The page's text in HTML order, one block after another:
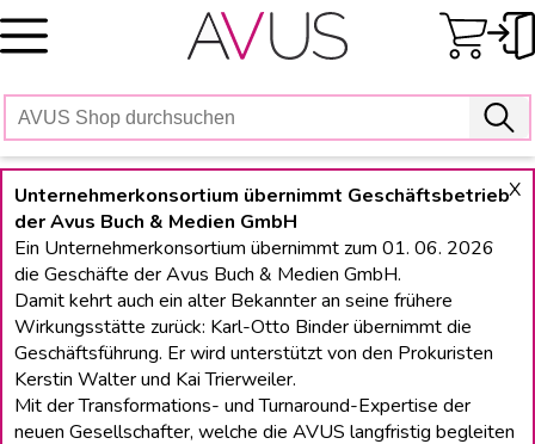
Skip
to
X
Unternehmerkonsortium übernimmt Geschäftsbetrieb
der Avus Buch & Medien GmbH
Ein Unternehmerkonsortium übernimmt zum 01. 06. 2026
die Geschäfte der Avus Buch & Medien GmbH.
Damit kehrt auch ein alter Bekannter an seine frühere
Wirkungsstätte zurück: Karl-Otto Binder übernimmt die
Geschäftsführung. Er wird unterstützt von den Prokuristen
Kerstin Walter und Kai Trierweiler.
Mit der Transformations- und Turnaround-Expertise der
neuen Gesellschafter, welche die AVUS langfristig begleiten